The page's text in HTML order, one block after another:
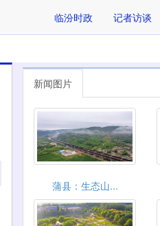
临汾时政 记者访谈
新闻图片
​蒲县：生态山...